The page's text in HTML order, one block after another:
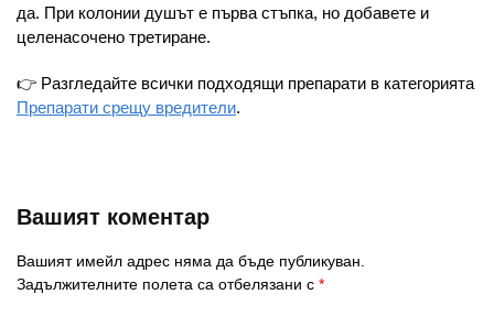
да. При колонии душът е първа стъпка, но добавете и
целенасочено третиране.
👉 Разгледайте всички подходящи препарати в категорията
Препарати срещу вредители.
Вашият коментар
Вашият имейл адрес няма да бъде публикуван.
Задължителните полета са отбелязани с *